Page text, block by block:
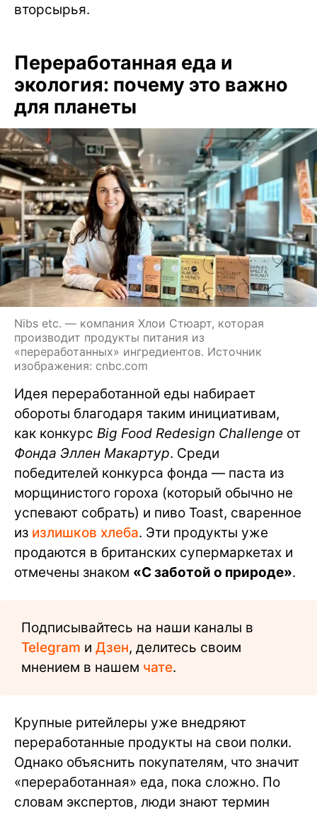
вторсырья.
Переработанная еда и
экология: почему это важно
для планеты
Nibs etc. — компания Хлои Стюарт, которая
производит продукты питания из
«переработанных» ингредиентов. Источник
изображения: cnbc.com
Идея переработанной еды набирает
обороты благодаря таким инициативам,
как конкурс Big Food Redesign Challenge от
Фонда Эллен Макартур. Среди
победителей конкурса фонда — паста из
морщинистого гороха (который обычно не
успевают собрать) и пиво Toast, сваренное
из излишков хлеба. Эти продукты уже
продаются в британских супермаркетах и
отмечены знаком «С заботой о природе».
Подписывайтесь на наши каналы в
Telegram и Дзен, делитесь своим
мнением в нашем чате.
Крупные ритейлеры уже внедряют
переработанные продукты на свои полки.
Однако объяснить покупателям, что значит
«переработанная» еда, пока сложно. По
словам экспертов, люди знают термин